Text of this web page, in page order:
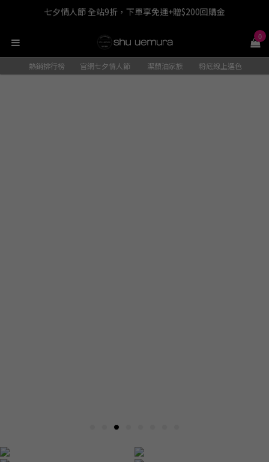
七夕情人節 全站9折，下單享免運+贈$200回購金
LINE最高回饋8%，滿$1,500限量贈抹茶潔顏油15ml
七夕情人節 全站9折，下單享免運+贈$200回購金
0
熱銷排行榜 官網七夕情人節 潔顏油家族 粉底線上選色